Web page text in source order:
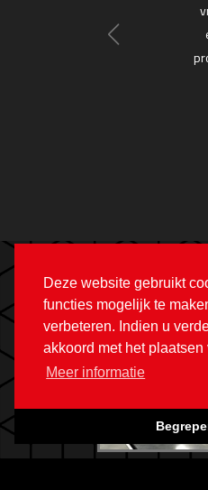
Deze website gebruikt
functies mogelijk te
verbeteren. Indien u
akkoord met het
Meer informatie
gehad, alleen maar